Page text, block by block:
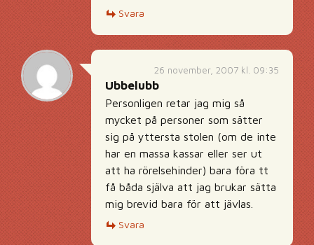
Svara
26 november, 2007 kl. 09:35
Ubbelubb
Personligen retar jag mig så
mycket på personer som sätter
sig på yttersta stolen (om de inte
har en massa kassar eller ser ut
att ha rörelsehinder) bara föra tt
få båda själva att jag brukar sätta
mig brevid bara för att jävlas.
Svara